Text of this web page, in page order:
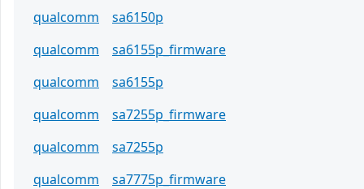
qualcomm
sa6150p
qualcomm
sa6155p_firmware
qualcomm
sa6155p
qualcomm
sa7255p_firmware
qualcomm
sa7255p
qualcomm
sa7775p_firmware